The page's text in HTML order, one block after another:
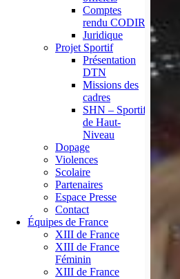
Comptes
rendu CODIR
Juridique
Projet Sportif
Présentation
DTN
Missions des
cadres
SHN – Sportif
de Haut-
Niveau
Dopage
Violences
Scolaire
Partenaires
Espace Presse
Contact
Équipes de France
XIII de France
XIII de France
Féminin
XIII de France